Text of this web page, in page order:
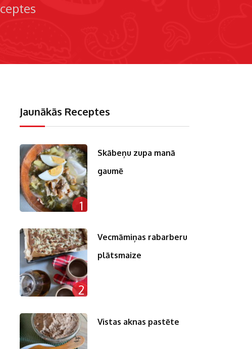
Jaunākās Receptes
1
Skābeņu zupa manā
gaumē
2
Vecmāmiņas rabarberu
plātsmaize
Vistas aknas pastēte